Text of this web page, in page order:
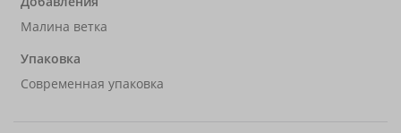
Малина ветка
Упаковка
Современная упаковка